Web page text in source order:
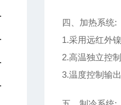
四、加热系统:
1.采用远红外
2.高温独立控
3.温度控制输